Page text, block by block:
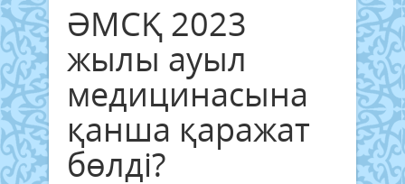
ӘМСҚ 2023
жылы ауыл
медицинасына
қанша қаражат
бөлді?